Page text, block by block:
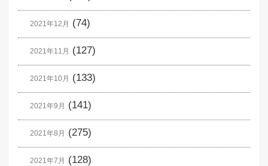
2021年12月 (74)
2021年11月 (127)
2021年10月 (133)
2021年9月 (141)
2021年8月 (275)
2021年7月 (128)